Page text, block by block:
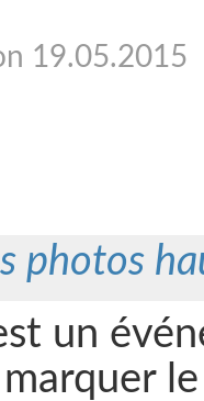
19.05.2015
photos
un